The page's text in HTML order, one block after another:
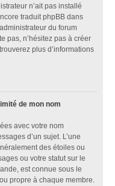
n’ait pas installé
traduit phpBB dans
du forum
pas, n’hésitez pas à créer
plus d’informations
de mon nom
avec votre nom
d’un sujet. L’une
des étoiles ou
ou votre statut sur le
est connue sous le
propre à chaque membre.